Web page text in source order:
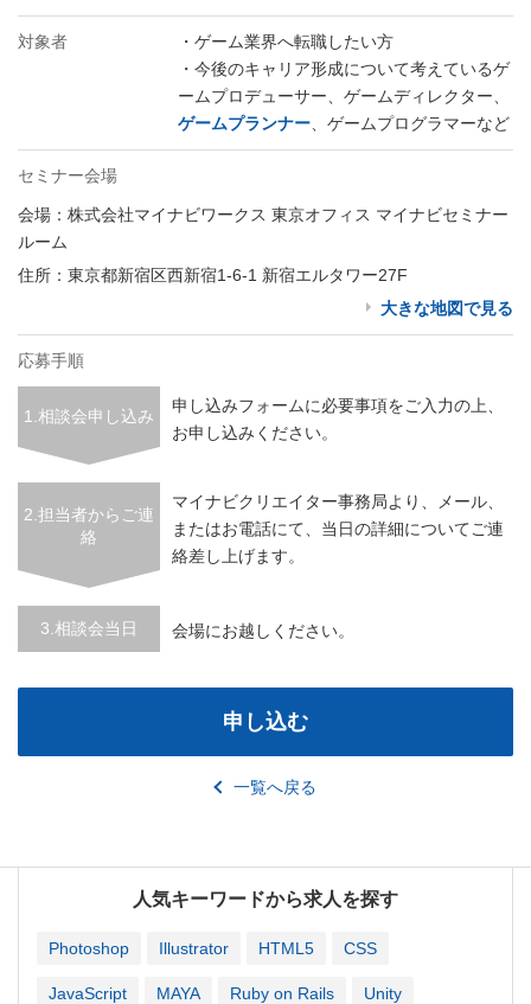
対象者
・ゲーム業界へ転職したい方
・今後のキャリア形成について考えているゲ
ームプロデューサー、ゲームディレクター、
ゲームプランナー 、ゲームプログラマーなど
セミナー会場
会場：株式会社マイナビワークス 東京オフィス マイナビセミナー
ルーム
住所：東京都新宿区西新宿1-6-1 新宿エルタワー27F
大きな地図で見る
応募手順
1.相談会申し込み
申し込みフォームに必要事項をご入力の上、
お申し込みください。
2.担当者からご連
絡
マイナビクリエイター事務局より、メール、
またはお電話にて、当日の詳細についてご連
絡差し上げます。
3.相談会当日 会場にお越しください。
申し込む
一覧へ戻る
人気キーワードから求人を探す
Photoshop Illustrator HTML5 CSS
JavaScript MAYA Ruby on Rails Unity